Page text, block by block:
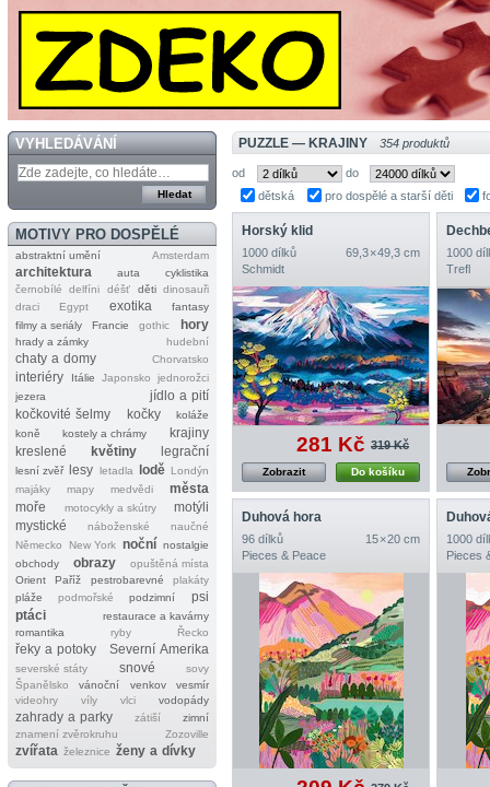
VYHLEDÁVÁNÍ
MOTIVY PRO DOSPĚLÉ
abstraktní umění Amsterdam
architektura auta
cyklistika
černobílé
delfíni déšť děti dinosauři
draci
Egypt exotika
fantasy
filmy a seriály
Francie gothic hory
hrady a zámky hudební
chaty a domy Chorvatsko
interiéry Itálie Japonsko
jednorožci
jezera
jídlo a pití
kočkovité šelmy
kočky
koláže
koně
kostely a chrámy
krajiny
kreslené
květiny legrační
lesní zvěř lesy letadla lodě Londýn
majáky
mapy medvědi
města
moře
motocykly a skútry
motýli
mystické
náboženské
naučné
Německo
New York noční nostalgie
obchody
obrazy
opuštěná místa
Orient
Paříž pestrobarevné
plakáty
pláže
podmořské podzimní
psi
ptáci
restaurace a kavárny
romantika
ryby Řecko
řeky a potoky Severní Amerika
severské státy snové
sovy
Španělsko
vánoční venkov
vesmír
videohry
víly vlci vodopády
zahrady a parky zátiší
zimní
znamení zvěrokruhu
Zozoville
zvířata železnice ženy a dívky
PUZZLE — KRAJINY 354 produktů
od
do
dětská
pro dospělé a starší děti
Horský klid
1000 dílků
69,3 × 49,3 cm
Schmidt
281 Kč 319 Kč
Do košíku
Zobrazit
1000
Trefl
Duhová hora
96 dílků
15 × 20 cm
Pieces & Peace
1000
Pieces